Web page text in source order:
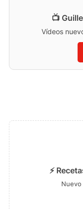
📺
Vídeos
⚡
Nuevo